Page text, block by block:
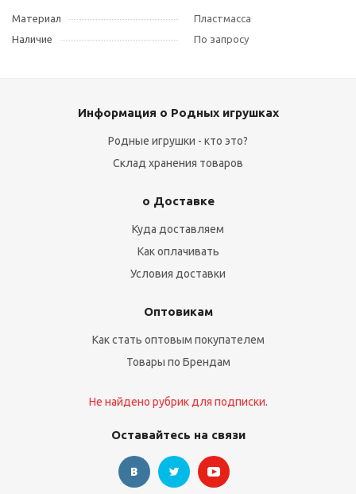
Материал
Пластмасса
Наличие
По запросу
Информация о Родных игрушках
Родные игрушки - кто это?
Склад хранения товаров
о Доставке
Куда доставляем
Как оплачивать
Условия доставки
Оптовикам
Как стать оптовым покупателем
Товары по Брендам
Не найдено рубрик для подписки.
Оставайтесь на связи